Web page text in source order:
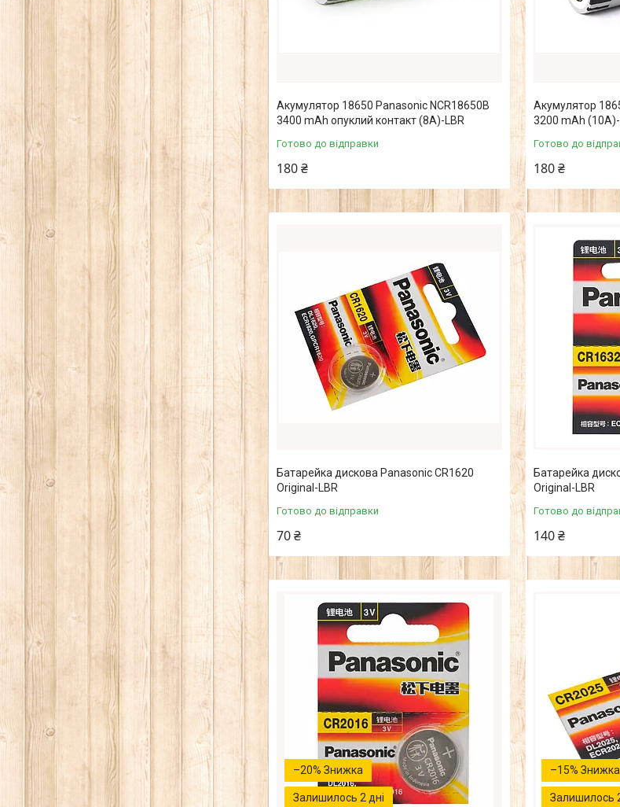
Акумулятор 18650 Panasonic NCR18650B
3400 mAh опуклий контакт (8А)-LВR
Готово до відправки
180 ₴
Акумулятор
3200 mAh
Готово до
180 ₴
Батарейка дискова Panasonic CR1620
Original-LВR
Готово до відправки
70 ₴
Батарейка
Original-LВR
Готово до
140 ₴
–20%
Залишилось 2 дні
–15%
Залишилось